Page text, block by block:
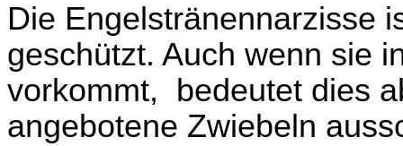
Die Engelstränennarzisse
geschützt. Auch wenn sie
vorkommt, bedeutet dies
angebotene Zwiebeln